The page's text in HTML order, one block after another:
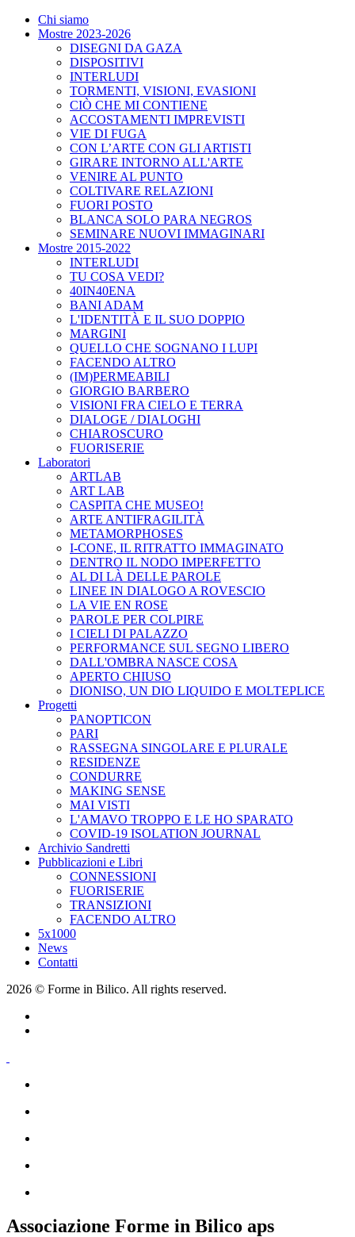
Chi siamo
Mostre 2023-2026
DISEGNI DA GAZA
DISPOSITIVI
INTERLUDI
TORMENTI, VISIONI, EVASIONI
CIÒ CHE MI CONTIENE
ACCOSTAMENTI IMPREVISTI
VIE DI FUGA
CON L’ARTE CON GLI ARTISTI
GIRARE INTORNO ALL'ARTE
VENIRE AL PUNTO
COLTIVARE RELAZIONI
FUORI POSTO
BLANCA SOLO PARA NEGROS
SEMINARE NUOVI IMMAGINARI
Mostre 2015-2022
INTERLUDI
TU COSA VEDI?
40IN40ENA
BANI ADAM
L'IDENTITÀ E IL SUO DOPPIO
MARGINI
QUELLO CHE SOGNANO I LUPI
FACENDO ALTRO
(IM)PERMEABILI
GIORGIO BARBERO
VISIONI FRA CIELO E TERRA
DIALOGE / DIALOGHI
CHIAROSCURO
FUORISERIE
Laboratori
ARTLAB
ART LAB
CASPITA CHE MUSEO!
ARTE ANTIFRAGILITÀ
METAMORPHOSES
I-CONE, IL RITRATTO IMMAGINATO
DENTRO IL NODO IMPERFETTO
AL DI LÀ DELLE PAROLE
LINEE IN DIALOGO A ROVESCIO
LA VIE EN ROSE
PAROLE PER COLPIRE
I CIELI DI PALAZZO
PERFORMANCE SUL SEGNO LIBERO
DALL'OMBRA NASCE COSA
APERTO CHIUSO
DIONISO, UN DIO LIQUIDO E MOLTEPLICE
Progetti
PANOPTICON
PARI
RASSEGNA SINGOLARE E PLURALE
RESIDENZE
CONDURRE
MAKING SENSE
MAI VISTI
L'AMAVO TROPPO E LE HO SPARATO
COVID-19 ISOLATION JOURNAL
Archivio Sandretti
Pubblicazioni e Libri
CONNESSIONI
FUORISERIE
TRANSIZIONI
FACENDO ALTRO
5x1000
News
Contatti
2026 © Forme in Bilico. All rights reserved.
Associazione Forme in Bilico aps